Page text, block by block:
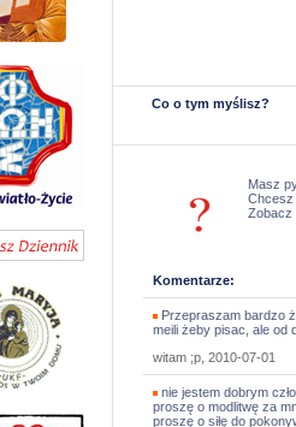
Co o tym myślisz?
Masz
Chcesz
Zobacz
Komentarze:
Przepraszam bardzo
meili żeby pisac, ale od
witam ;p, 2010-07-01
nie jestem dobrym
proszę o modlitwę za
proszę o siłę do